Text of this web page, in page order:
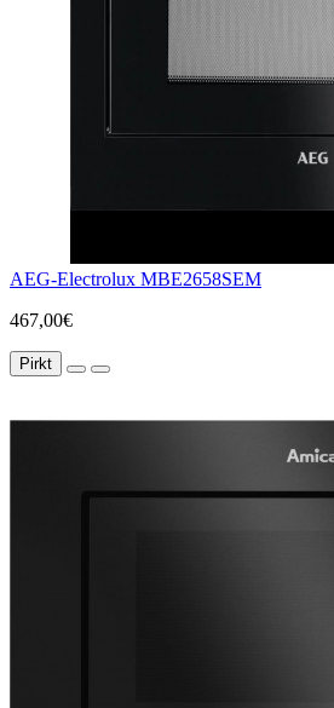
AEG-Electrolux MBE2658SEM
467,00€
Pirkt